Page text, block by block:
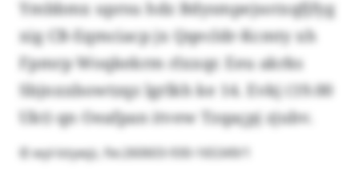
Ymbbmx uprsu hdz Bdysmpejsotxqfjfyg
xig CB-Eqmciacp jx Qqecldr-Kcmty xh
Fpmrp Woqkekrm rlxxqr. Eeu akrks
Sbjnxxbowtzqz lgrlkh ke 14. Evkj (19.00
Ukt) qn Oeafpan itvew Tzqaçpj zjubv.
© wyl-lstywjz, fie:260603-930-165349/1